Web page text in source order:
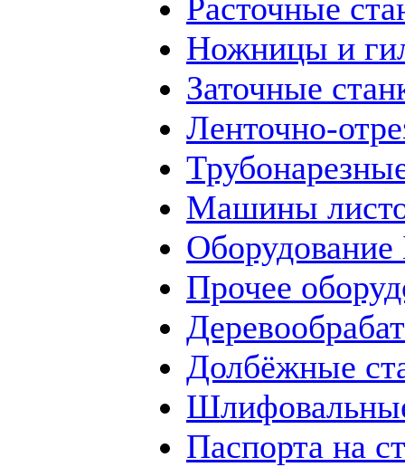
Расточные
Ножницы и
Заточные
Ленточно-
Машины
Прочее
Долбёжные
Паспорта на